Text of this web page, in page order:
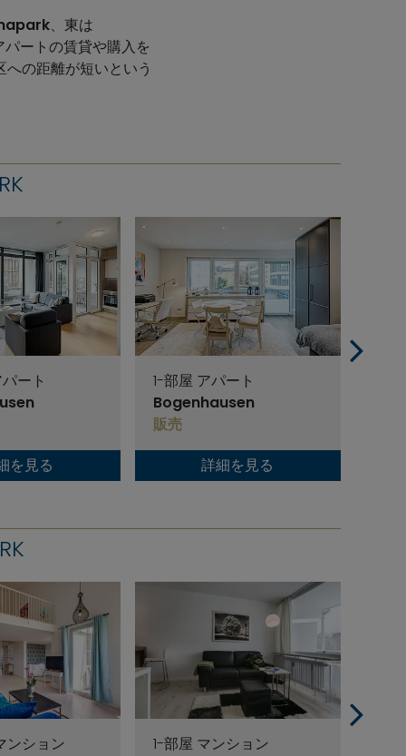
、東は
ートの賃貸や購入を
の距離が短いという
ート
を見る
1-部屋 アパート
Bogenhausen
販売
詳細を見る
ンション
1-部屋 マンション